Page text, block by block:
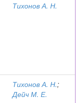
Тихонов А. Н.
Тихонов А. Н.;
Дейч М. Е.